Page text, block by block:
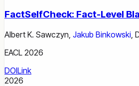
FactSelfCheck: Fact-Level
Albert K. Sawczyn Jakub Binkowski
EACL 2026
DOILink
2026